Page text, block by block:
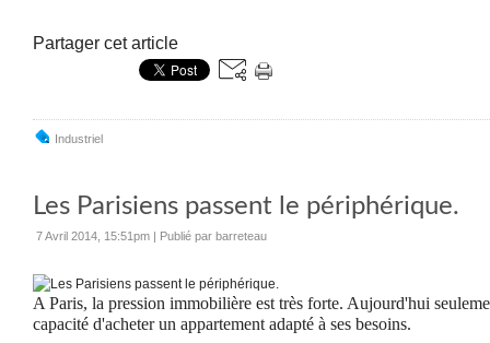
Partager cet article
Industriel
Les Parisiens passent le périphérique.
7 Avril 2014, 15:51pm | Publié par barreteau
A Paris, la pression immobilière est très forte. Aujourd'hui
capacité d'acheter un appartement adapté à ses besoins.